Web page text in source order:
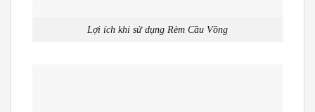
Lợi ích khi sử dụng Rèm Cầu Vồng